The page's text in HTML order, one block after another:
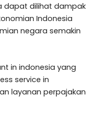
dapat dilihat dampak
Indonesia
negara semakin
in indonesia yang
service in
layanan perpajakan